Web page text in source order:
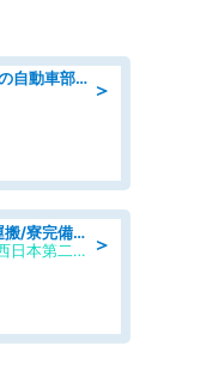
＞
未経験者大歓迎! ㈱デンソーでの自動車部品の組立作業 denso aichi
＞
自動車製品の機械加工・部品運搬/寮完備/日払い/工場・製造
UTエージェント株式会社AGT西日本第二CU